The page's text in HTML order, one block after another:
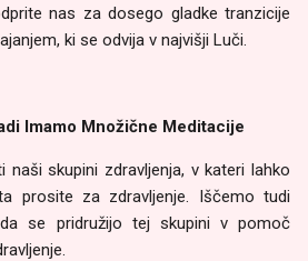
nas za dosego gladke tranzicije
ki se odvija v najvišji Luči.
Imamo Množične Meditacije
naši skupini zdravljenja, v kateri lahko
prosite za zdravljenje. Iščemo tudi
da se pridružijo tej skupini v pomoč